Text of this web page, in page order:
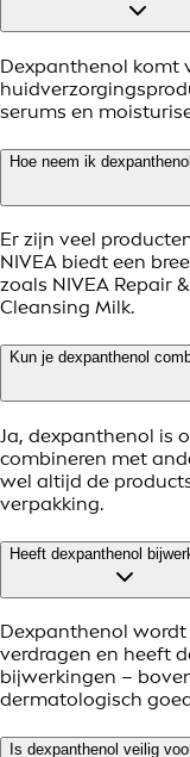
Dexpanthenol komt
serums en
Hoe neem ik
Er zijn veel
NIVEA biedt een
zoals NIVEA Repair
Cleansing Milk.
Kun je dexpanthenol
Ja, dexpanthenol is
combineren met
wel altijd de
verpakking.
Heeft dexpanthenol
Dexpanthenol
verdragen en heeft
bijwerkingen –
dermatologisch
Is dexpanthenol veilig